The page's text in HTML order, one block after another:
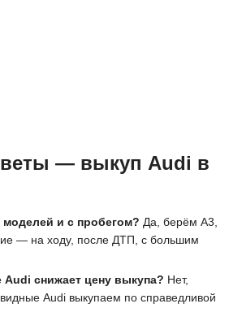
— выкуп Audi в
и с пробегом? Да, берём A3,
— на ходу, после ДТП, с большим
снижает цену выкупа? Нет,
Audi выкупаем по справедливой